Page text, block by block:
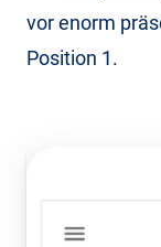
vor enorm
Position 1.